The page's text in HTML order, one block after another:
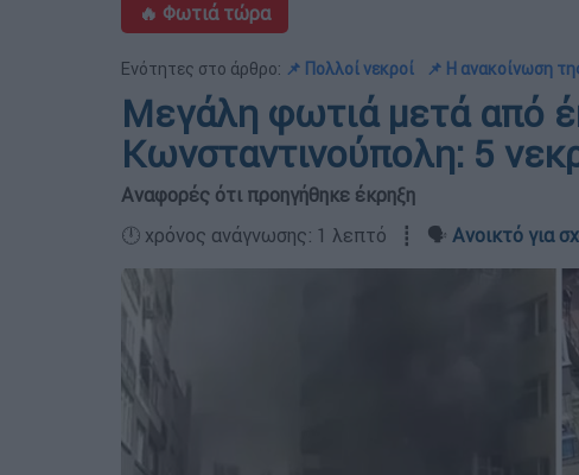
🔥 Φωτιά τώρα
Ενότητες στο άρθρο: 📌 Πολλοί νεκροί 📌 Η ανακοίνωση
Μεγάλη φωτιά μετά από
Κωνσταντινούπολη: 5
Αναφορές ότι προηγήθηκε έκρηξη
🕛 χρόνος ανάγνωσης: 1 λεπτό ┋ 🗣️ Ανοικτό για